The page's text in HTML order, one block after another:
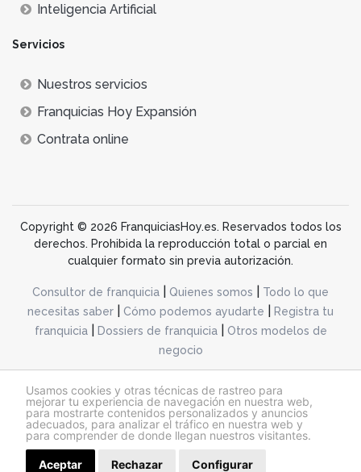
Usamos cookies y otras técnicas de rastreo para
mejorar tu experiencia de navegación en nuestra web,
para mostrarte contenidos personalizados y anuncios
adecuados, para analizar el tráfico en nuestra web y
para comprender de donde llegan nuestros visitantes.
Aceptar Rechazar Configurar
Inteligencia Artificial
Servicios
Nuestros servicios
Franquicias Hoy Expansión
Contrata online
Copyright © 2026 FranquiciasHoy.es. Reservados todos los
derechos. Prohibida la reproducción total o parcial en
cualquier formato sin previa autorización.
Consultor de franquicia Quienes somos
Todo lo que
necesitas saber
Cómo podemos ayudarte
Registra tu
franquicia| Dossiers de franquicia|
Otros modelos de
negocio
@franquiciashoy.es |Aviso legal| Política de cookies|Política de privacidad